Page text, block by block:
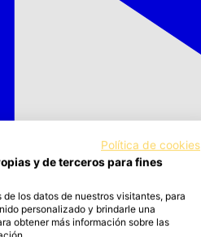
Política de cookies
y de terceros para fines
los datos de nuestros visitantes, para
personalizado y brindarle una
obtener más información sobre las